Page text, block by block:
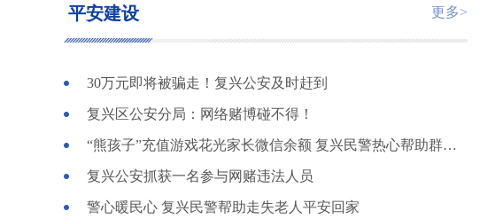
更多>
平安建设
30万元即将被骗走！复兴公安及时赶到
复兴区公安分局：网络赌博碰不得！
“熊孩子”充值游戏花光家长微信余额 复兴民警热心帮助群众申请退款
复兴公安抓获一名参与网赌违法人员
警心暖民心 复兴民警帮助走失老人平安回家